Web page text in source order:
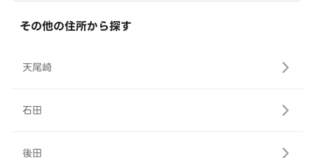
その他の住所から探す
天尾崎
石田
後田